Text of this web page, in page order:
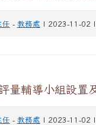
任 - 教務處 | 2023-11-02
量輔導小組設置
任 - 教務處 | 2023-11-02